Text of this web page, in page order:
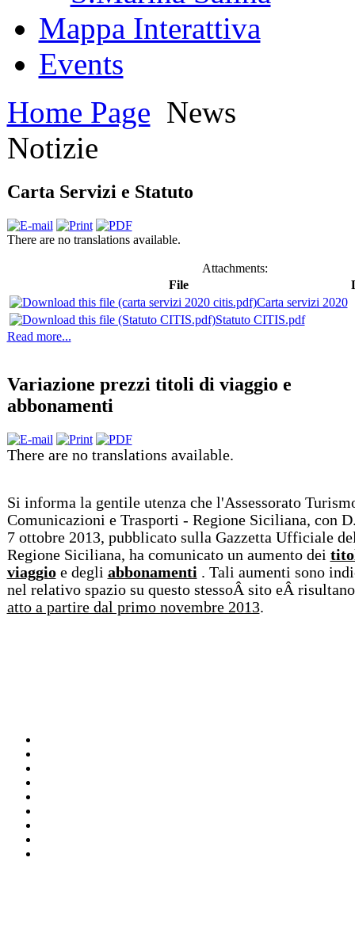
Mappa Interattiva
Events
Home Page News
Notizie
Carta Servizi e Statuto
There are no translations available.
Attachments:
File
Carta servizi 2020
Statuto CITIS.pdf
Read more...
Variazione prezzi titoli di viaggio e
abbonamenti
There are no translations available.
Si informa la gentile utenza che l'Assessorato
Comunicazioni e Trasporti - Regione Siciliana, con
7 ottobre 2013, pubblicato sulla Gazzetta Ufficiale
Regione Siciliana, ha comunicato un aumento dei
viaggioe degli abbonamenti . Tali aumenti sono
nel relativo spazio su questo stessoÂ sito eÂ
atto a partire dal primo novembre 2013.